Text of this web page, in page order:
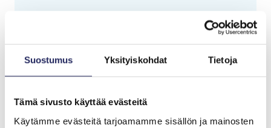
Suostumus Yksityiskohdat Tietoja
Tämä sivusto käyttää evästeitä
Käytämme evästeitä tarjoamamme sisällön ja mainosten
Tiimin lahjoitukset yhteensä: